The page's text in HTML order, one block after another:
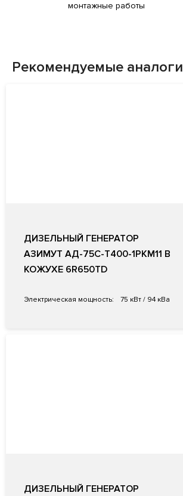
монтажные работы
Рекомендуемые аналоги
ДИЗЕЛЬНЫЙ ГЕНЕРАТОР
АЗИМУТ АД-75С-Т400-1РКМ11 В
КОЖУХЕ 6R650TD
Электрическая мощность: 75 кВт / 94 кВа
ДИЗЕЛЬНЫЙ ГЕНЕРАТОР